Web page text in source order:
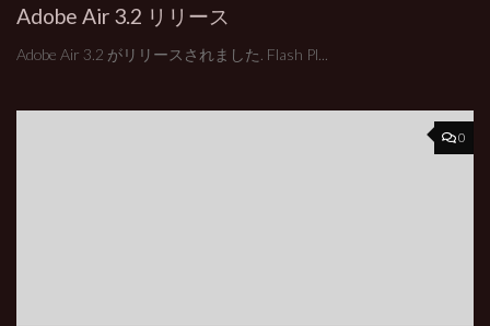
Adobe Air 3.2 リリース
Adobe Air 3.2 がリリースされました. Flash Pl...
0